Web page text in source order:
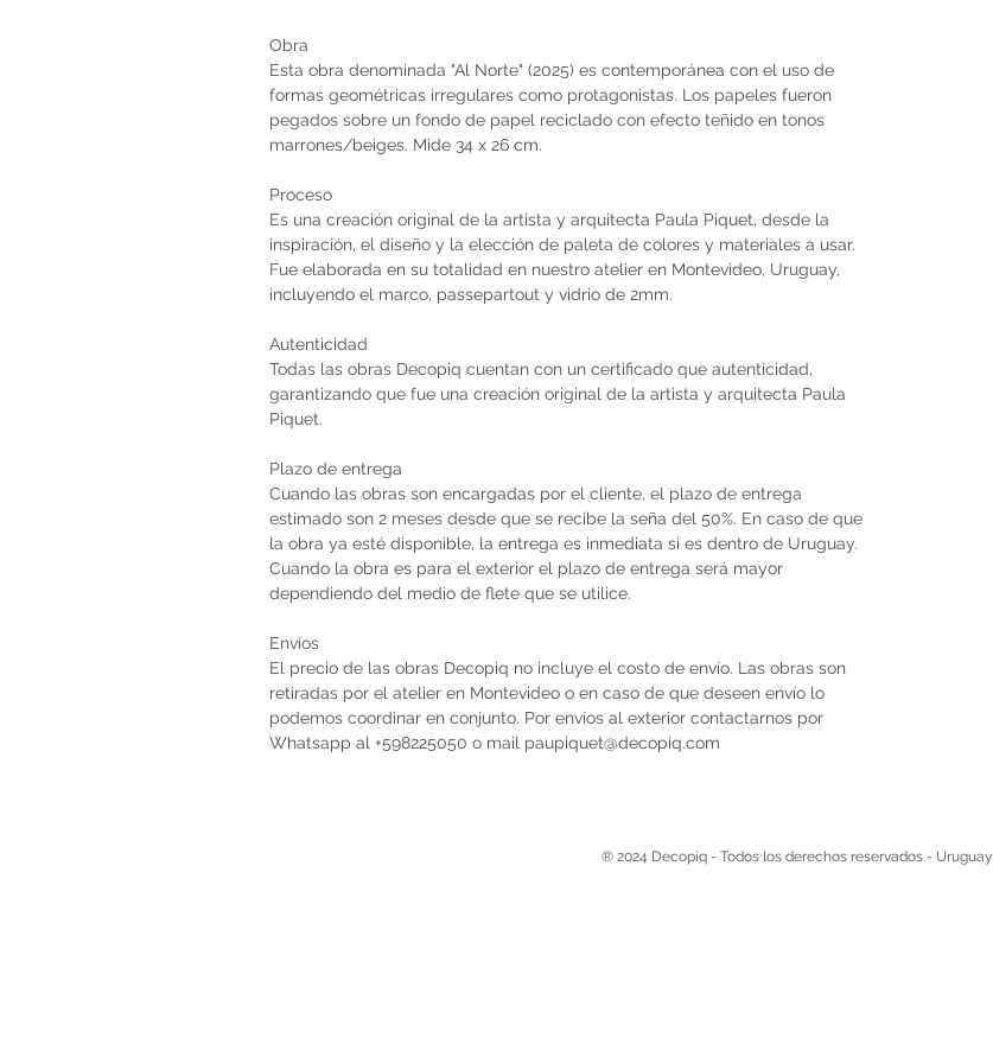
Obra
Esta obra denominada "Al Norte" (2025) es contemporánea con el uso de
formas geométricas irregulares como protagonistas. Los papeles fueron
pegados sobre un fondo de papel reciclado con efecto teñido en tonos
marrones/beiges. Mide 34 x 26 cm.
Proceso
Es una creación original de la artista y arquitecta Paula Piquet, desde la
inspiración, el diseño y la elección de paleta de colores y materiales a usar.
Fue elaborada en su totalidad en nuestro atelier en Montevideo, Uruguay,
incluyendo el marco, passepartout y vidrio de 2mm.
Autenticidad
Todas las obras Decopiq cuentan con un certificado que autenticidad,
garantizando que fue una creación original de la artista y arquitecta Paula
Piquet.
Plazo de entrega
Cuando las obras son encargadas por el cliente, el plazo de entrega
estimado son 2 meses desde que se recibe la seña del 50%. En caso de que
la obra ya esté disponible, la entrega es inmediata si es dentro de Uruguay.
Cuando la obra es para el exterior el plazo de entrega será mayor
dependiendo del medio de flete que se utilice.
Envíos
El precio de las obras Decopiq no incluye el costo de envío. Las obras son
retiradas por el atelier en Montevideo o en caso de que deseen envío lo
podemos coordinar en conjunto. Por envíos al exterior contactarnos por
Whatsapp al +598225050 o mail paupiquet@decopiq.com
® 2024 Decopiq - Todos los derechos reservados - Uruguay